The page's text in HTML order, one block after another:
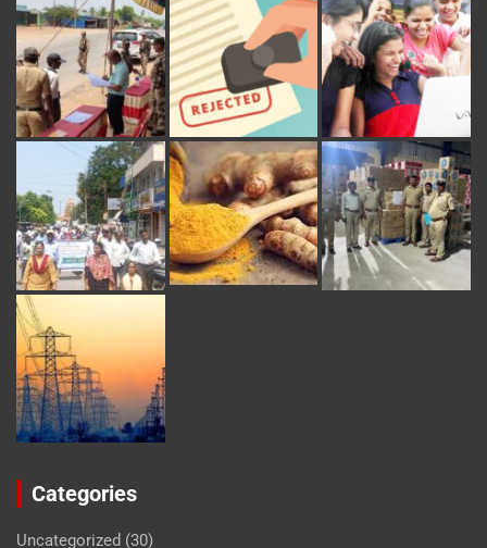
Categories
Uncategorized (30)